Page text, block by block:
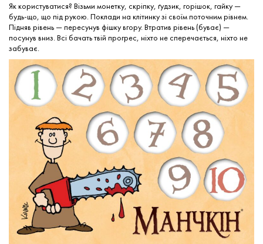
Як користуватися? Візьми монетку, скріпку, ґудзик, горішок, гайку —
будь-що, що під рукою. Поклади на клітинку зі своїм поточним рівнем.
Підняв рівень — пересунув фішку вгору. Втратив рівень (буває) —
посунув вниз. Всі бачать твій прогрес, ніхто не сперечається, ніхто не
забуває.